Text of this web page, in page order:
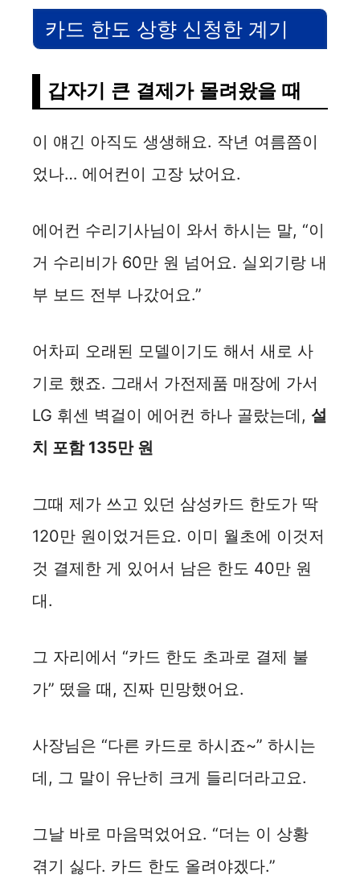
카드 한도 상향 신청한 계기
갑자기 큰 결제가 몰려왔을 때
이 얘긴 아직도 생생해요. 작년 여름쯤이
었나… 에어컨이 고장 났어요.
에어컨 수리기사님이 와서 하시는 말, “이
거 수리비가 60만 원 넘어요. 실외기랑 내
부 보드 전부 나갔어요.”
어차피 오래된 모델이기도 해서 새로 사
기로 했죠. 그래서 가전제품 매장에 가서
LG 휘센 벽걸이 에어컨 하나 골랐는데, 설
치 포함 135만 원
그때 제가 쓰고 있던 삼성카드 한도가 딱
120만 원이었거든요. 이미 월초에 이것저
것 결제한 게 있어서 남은 한도 40만 원
대.
그 자리에서 “카드 한도 초과로 결제 불
가” 떴을 때, 진짜 민망했어요.
사장님은 “다른 카드로 하시죠~” 하시는
데, 그 말이 유난히 크게 들리더라고요.
그날 바로 마음먹었어요. “더는 이 상황
겪기 싫다. 카드 한도 올려야겠다.”